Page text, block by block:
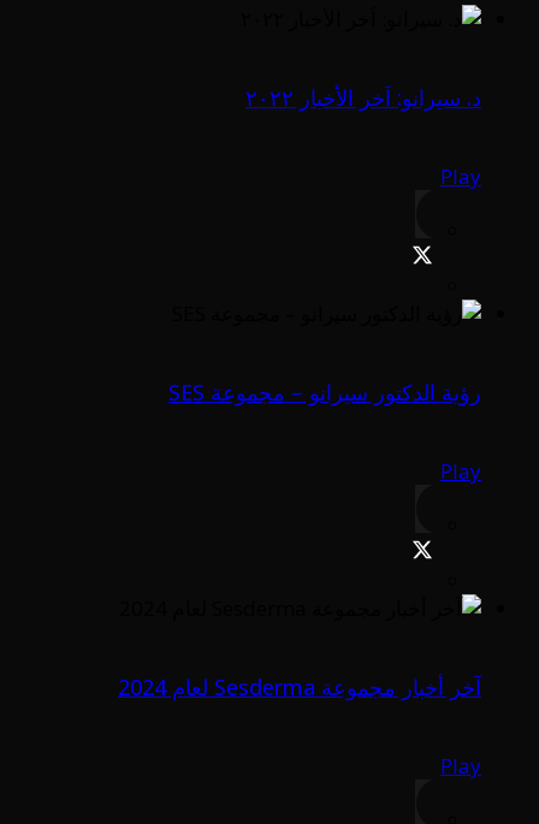
د. سيرانو: اَخر الأخبار ٢٠٢٢
Play
رؤية الدكتور سيرانو – مجموعة SES
Play
آخر أخبار مجموعة Sesderma لعام 2024
Play